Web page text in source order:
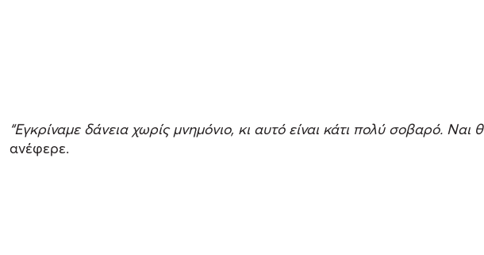
“Εγκρίναμε δάνεια χωρίς μνημόνιο, κι αυτό είναι κάτι πολύ σοβαρό.
ανέφερε.